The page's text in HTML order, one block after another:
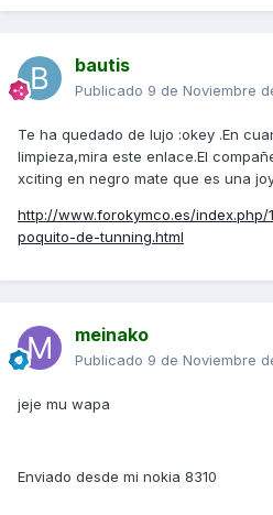
bautis
Publicado 9 de Noviembre
Te ha quedado de lujo :okey .En
limpieza,mira este enlace.El
xciting en negro mate que es una
http://www.forokymco.es/
poquito-de-tunning.html
meinako
Publicado 9 de Noviembre
jeje mu wapa
Enviado desde mi nokia 8310